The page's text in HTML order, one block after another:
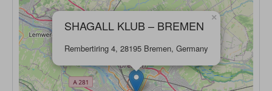
SHAGALL KLUB – BREMEN
Rembertiring 4, 28195 Bremen, Germany
×